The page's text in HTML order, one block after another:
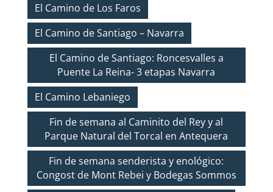
El Camino de Los Faros
El Camino de Santiago – Navarra
El Camino de Santiago: Roncesvalles a
Puente La Reina- 3 etapas Navarra
El Camino Lebaniego
Fin de semana al Caminito del Rey y al
Parque Natural del Torcal en Antequera
Fin de semana senderista y enológico:
Congost de Mont Rebei y Bodegas Sommos